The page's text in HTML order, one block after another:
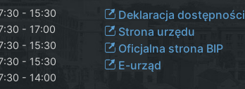
- 15:30
- 17:00
- 15:30
- 15:30
- 14:00
Deklaracja dostępności
Strona urzędu
Oficjalna strona BIP
E-urząd